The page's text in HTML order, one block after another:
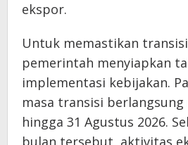
ekspor.
Untuk memastikan
pemerintah menyiapkan
implementasi kebijakan.
masa transisi berlangsung
hingga 31 Agustus 2026.
bulan tersebut, aktivitas